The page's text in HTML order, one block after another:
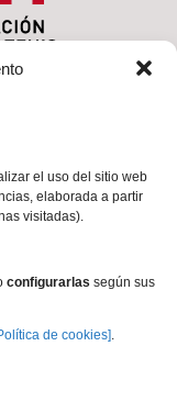
el uso del sitio web
elaborada a partir
visitadas).
configurarlas según sus
de cookies].